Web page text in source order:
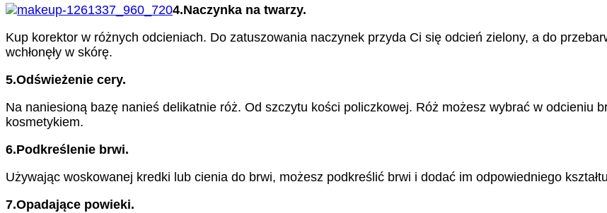
4.Naczynka na twarzy.
Kup korektor w różnych odcieniach. Do zatuszowania naczynek przyda Ci się odcień zielony, a do
wchłonęły w skórę.
5.Odświeżenie cery.
Na naniesioną bazę nanieś delikatnie róż. Od szczytu kości policzkowej. Róż możesz wybrać w odcieniu
kosmetykiem.
6.Podkreślenie brwi.
Używając woskowanej kredki lub cienia do brwi, możesz podkreślić brwi i dodać im odpowiedniego
7.Opadające powieki.